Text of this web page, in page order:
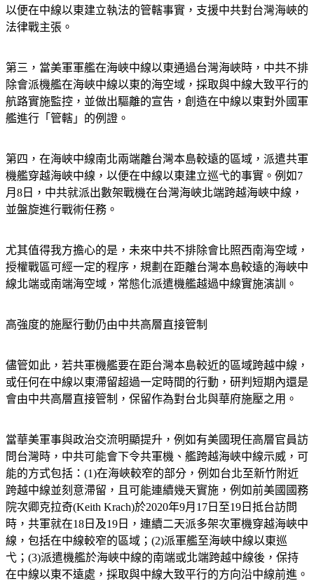
以便在中線以東建立執法的管轄事實，支援中共對台灣海峽的
法律戰主張。
第三，當美軍軍艦在海峽中線以東通過台灣海峽時，中共不排
除會派機艦在海峽中線以東的海空域，採取與中線大致平行的
航路實施監控，並做出驅離的宣告，創造在中線以東對外國軍
艦進行「管轄」的例證。
第四，在海峽中線南北兩端離台灣本島較遠的區域，派遣共軍
機艦穿越海峽中線，以便在中線以東建立巡弋的事實。例如7
月8日，中共就派出數架戰機在台灣海峽北端跨越海峽中線，
並盤旋進行戰術任務。
尤其值得我方擔心的是，未來中共不排除會比照西南海空域，
授權戰區可經一定的程序，規劃在距離台灣本島較遠的海峽中
線北端或南端海空域，常態化派遣機艦越過中線實施演訓。
高強度的施壓行動仍由中共高層直接管制
儘管如此，若共軍機艦要在距台灣本島較近的區域跨越中線，
或任何在中線以東滯留超過一定時間的行動，研判短期內還是
會由中共高層直接管制，保留作為對台北與華府施壓之用。
當華美軍事與政治交流明顯提升，例如有美國現任高層官員訪
問台灣時，中共可能會下令共軍機、艦跨越海峽中線示威，可
能的方式包括：(1)在海峽較窄的部分，例如台北至新竹附近
跨越中線並刻意滯留，且可能連續幾天實施，例如前美國國務
院次卿克拉奇(Keith Krach)於2020年9月17日至19日抵台訪問
時，共軍就在18日及19日，連續二天派多架次軍機穿越海峽中
線，包括在中線較窄的區域；(2)派軍艦至海峽中線以東巡
弋；(3)派遣機艦於海峽中線的南端或北端跨越中線後，保持
在中線以東不遠處，採取與中線大致平行的方向沿中線前進。